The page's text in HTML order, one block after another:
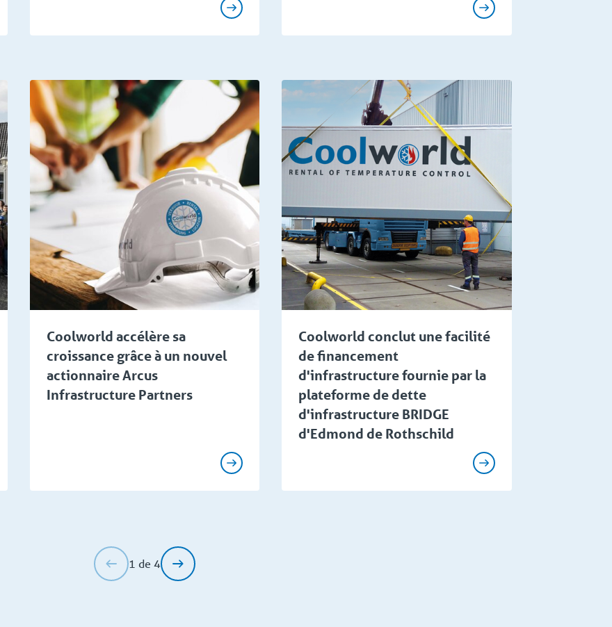
Coolworld accélère sa
croissance grâce à un nouvel
actionnaire Arcus
Infrastructure Partners
Presse
Coolworld conclut une facilité
de financement
d'infrastructure fournie par la
plateforme de dette
d'infrastructure BRIDGE
d'Edmond de Rothschild
1 de 4